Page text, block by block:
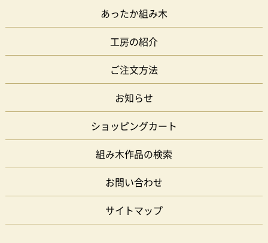
あったか組み木
工房の紹介
ご注文方法
お知らせ
ショッピングカート
組み木作品の検索
お問い合わせ
サイトマップ